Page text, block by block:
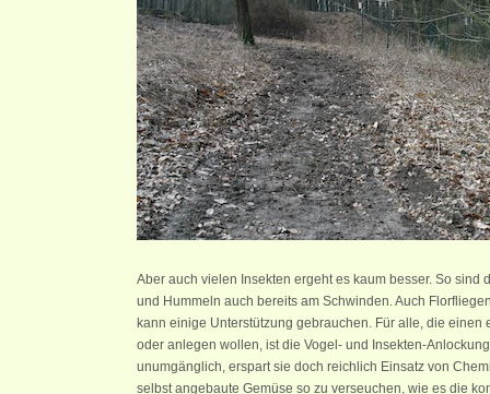
Aber auch vielen Insekten ergeht es kaum besser. So sind
und Hummeln auch bereits am Schwinden. Auch
kann einige Unterstützung gebrauchen. Für alle, die einen
oder anlegen wollen, ist die Vogel- und Insekten-
unumgänglich, erspart sie doch reichlich Einsatz von
selbst angebaute Gemüse so zu verseuchen, wie es die